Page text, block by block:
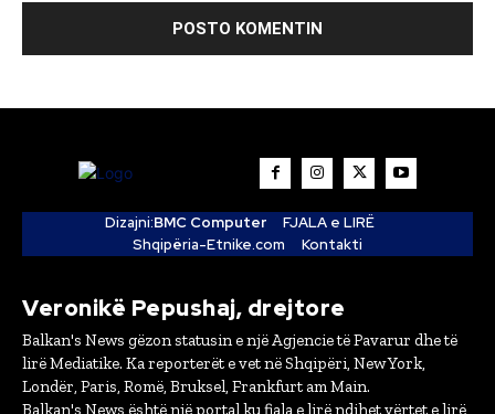
Dizajni:BMC Computer
FJALA e LIRË
Shqipëria-Etnike.com
Kontakti
Veronikë Pepushaj, drejtore
Balkan's News gëzon statusin e një Agjencie të Pavarur dhe të
lirë Mediatike. Ka reporterët e vet në Shqipëri, New York,
Londër, Paris, Romë, Bruksel, Frankfurt am Main.
Balkan's News është një portal ku fjala e lirë ndihet vërtet e lirë